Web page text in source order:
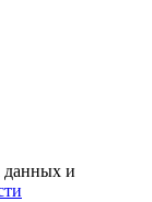
данных и